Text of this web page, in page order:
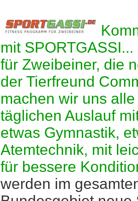
mit
für Zweibeiner, die
der Tierfreund
machen wir uns
täglichen Auslauf
etwas Gymnastik,
Atemtechnik, mit
für bessere
werden im